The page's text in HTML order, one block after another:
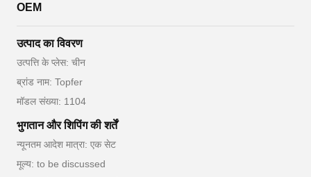
OEM
उत्पाद का विवरण
उत्पत्ति के प्लेस: चीन
ब्रांड नाम: Topfer
मॉडल संख्या: 1104
भुगतान और शिपिंग की शर्तें
न्यूनतम आदेश मात्रा: एक सेट
मूल्य: to be discussed